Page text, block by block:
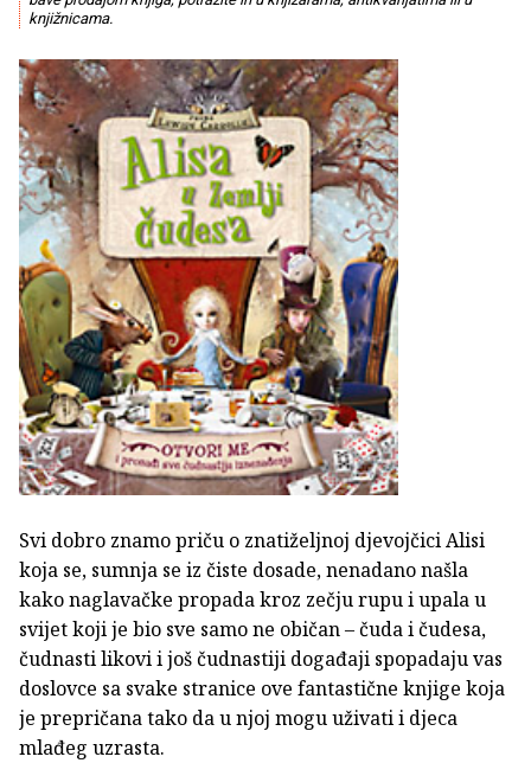
knjižnicama.
Svi dobro znamo priču o znatiželjnoj djevojčici Alisi
koja se, sumnja se iz čiste dosade, nenadano našla
kako naglavačke propada kroz zečju rupu i upala u
svijet koji je bio sve samo ne običan – čuda i čudesa,
čudnasti likovi i još čudnastiji događaji spopadaju vas
doslovce sa svake stranice ove fantastične knjige koja
je prepričana tako da u njoj mogu uživati i djeca
mlađeg uzrasta.